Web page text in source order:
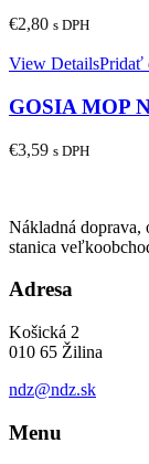
€2,80 s DPH
View DetailsPridať
GOSIA MOP
€3,59 s DPH
Nákladná doprava,
stanica
Adresa
Košická 2
010 65 Žilina
ndz@ndz.sk
Menu